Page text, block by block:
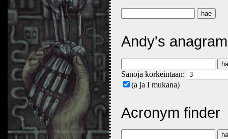
Andy's anagram
Sanoja korkeintaan:
(a ja I mukana)
Acronym finder